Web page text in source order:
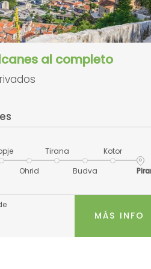
al completo
Ohrid
Tirana
Budva
Kotor
MÁS INFO